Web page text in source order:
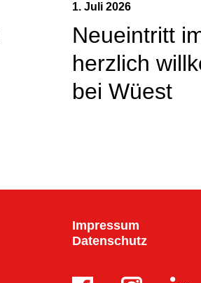
1. Juli 2026
Neueintritt
herzlich
bei Wüest
Impressum
Datenschutz